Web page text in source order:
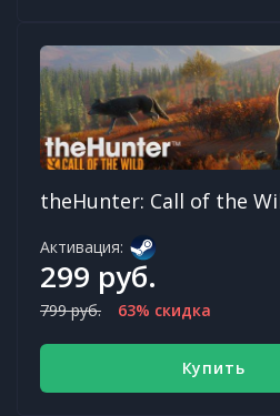
Активация:
299 руб.
799 руб. 63% скидка
Купить